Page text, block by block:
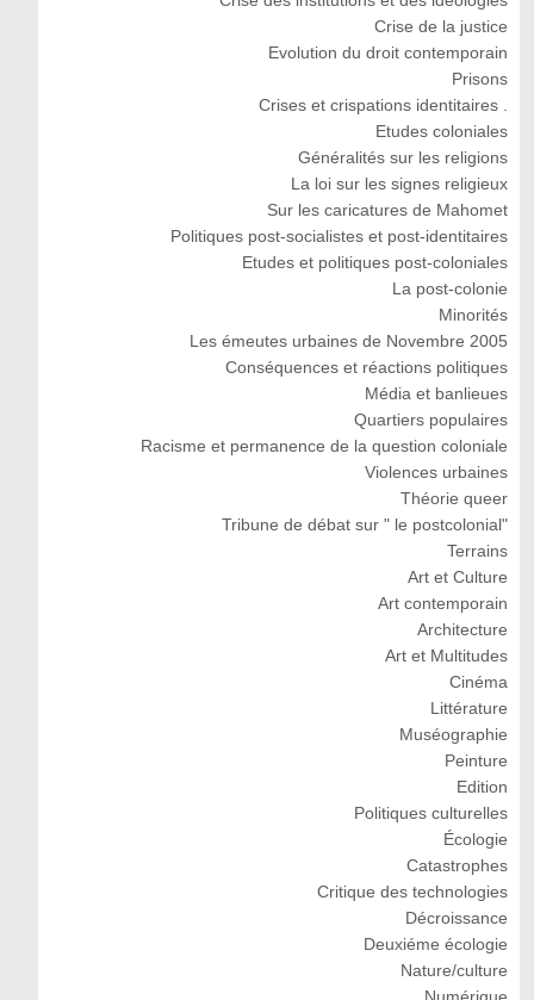
Crise de la justice
Evolution du droit contemporain
Prisons
Crises et crispations identitaires .
Etudes coloniales
Généralités sur les religions
La loi sur les signes religieux
Sur les caricatures de Mahomet
Politiques post-socialistes et post-identitaires
Etudes et politiques post-coloniales
La post-colonie
Minorités
Les émeutes urbaines de Novembre 2005
Conséquences et réactions politiques
Média et banlieues
Quartiers populaires
Racisme et permanence de la question coloniale
Violences urbaines
Théorie queer
Tribune de débat sur " le postcolonial"
Terrains
Art et Culture
Art contemporain
Architecture
Art et Multitudes
Cinéma
Littérature
Muséographie
Peinture
Edition
Politiques culturelles
Écologie
Catastrophes
Critique des technologies
Décroissance
Deuxiéme écologie
Nature/culture